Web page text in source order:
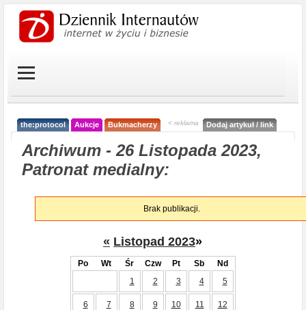
the:protocol Aukcje Bukmacherzy < reklama Dodaj artykuł / link
Archiwum - 26 Listopada 2023,
Patronat medialny:
Brak publikacji.
« Listopad 2023»
Po Wt Śr Czw Pt Sb
Nd
1
2 3 4 5
6 7 8 9 10 11 12